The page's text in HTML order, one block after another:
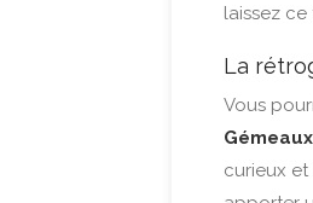
laissez
La
Vous
Gémeaux
curieux